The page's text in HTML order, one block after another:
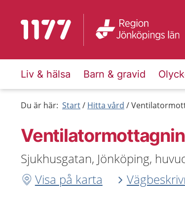
Till startsidan för 1177
Liv & hälsa Barn & gravid
Du är här: Start Hitta vård
Sjukhusgatan, Jönköping,
Visa på karta